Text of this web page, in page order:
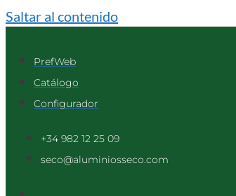
Saltar al contenido
PrefWeb
Catálogo
Configurador
+34 982 12 25 09
seco@aluminiosseco.com